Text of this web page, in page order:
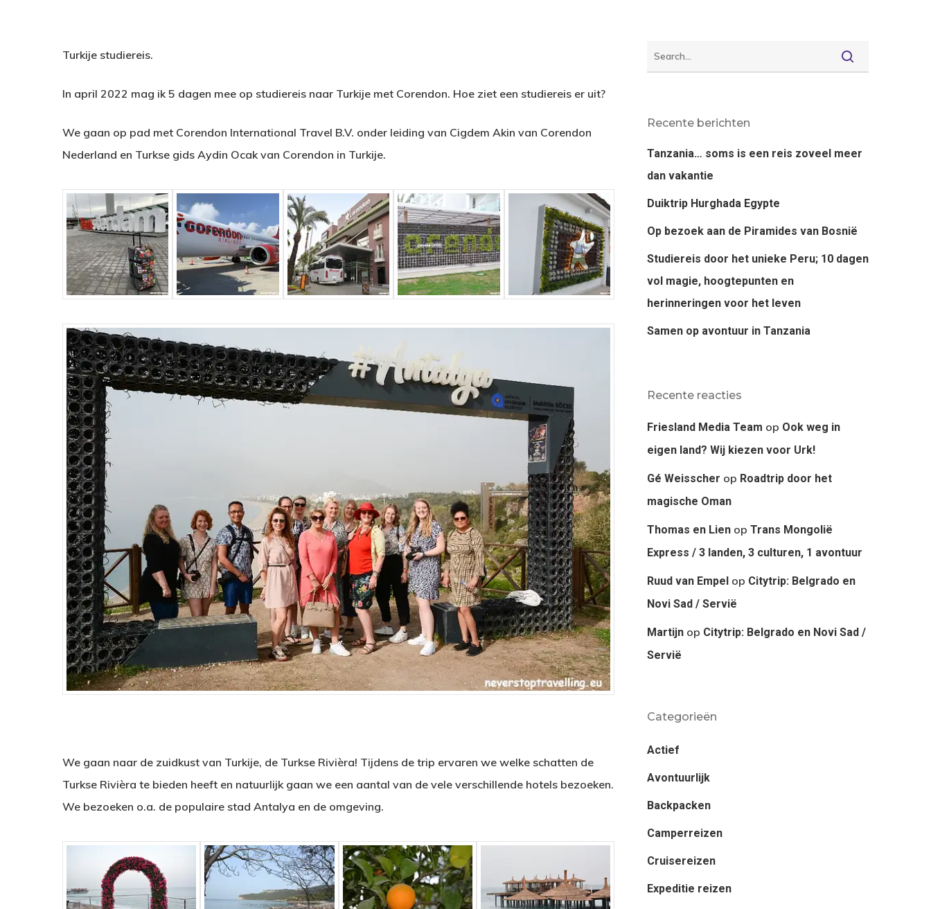
Hit enter to search or ESC to close
Turkije studiereis.
In april 2022 mag ik 5 dagen mee op studiereis naar Turkije met Corendon. Hoe ziet een studiereis er uit?
We gaan op pad met Corendon International Travel B.V. onder leiding van Cigdem Akin van Corendon
Nederland en Turkse gids Aydin Ocak van Corendon in Turkije.
We gaan naar de zuidkust van Turkije, de Turkse Rivièra! Tijdens de trip ervaren we welke schatten de
Turkse Rivièra te bieden heeft en natuurlijk gaan we een aantal van de vele verschillende hotels bezoeken.
We bezoeken o.a. de populaire stad Antalya en de omgeving.
Recente berichten
Tanzania… soms is een reis zoveel meer
dan vakantie
Duiktrip Hurghada Egypte
Op bezoek aan de Piramides van Bosnië
Studiereis door het unieke Peru; 10 dagen
vol magie, hoogtepunten en
herinneringen voor het leven
Samen op avontuur in Tanzania
Recente reacties
Friesland Media Team op Ook weg in
eigen land? Wij kiezen voor Urk!
Gé Weisscher op Roadtrip door het
magische Oman
Thomas en Lienop Trans Mongolië
Express / 3 landen, 3 culturen, 1 avontuur
Ruud van Empelop Citytrip: Belgrado en
Novi Sad / Servië
Martijnop Citytrip: Belgrado en Novi Sad /
Servië
Categorieën
Actief
Avontuurlijk
Backpacken
Camperreizen
Cruisereizen
Expeditie reizen